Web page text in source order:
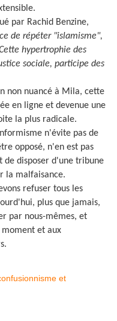
par Rachid Benzine,
de répéter "islamisme",
hypertrophie des
sociale, participe des
non nuancé à Mila, cette
en ligne et devenue une
la plus radicale.
n'évite pas de
opposé, n'en est pas
disposer d'une tribune
la malfaisance.
refuser tous les
plus que jamais,
par nous-mêmes, et
et aux
et